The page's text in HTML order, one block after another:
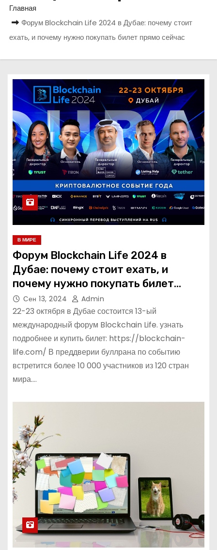
Главная
Форум Blockchain Life 2024 в Дубае: почему стоит
ехать, и почему нужно покупать билет прямо сейчас
В МИРЕ
Форум Blockchain Life 2024 в
Дубае: почему стоит ехать, и
почему нужно покупать билет
прямо сейчас
Сен 13, 2024 Admin
22-23 октября в Дубае состоится 13-ый
международный форум Blockchain Life. узнать
подробнее и купить билет: https://blockchain-
life.com/ В преддверии буллрана по событию
встретится более 10 000 участников из 120 стран
мира.…